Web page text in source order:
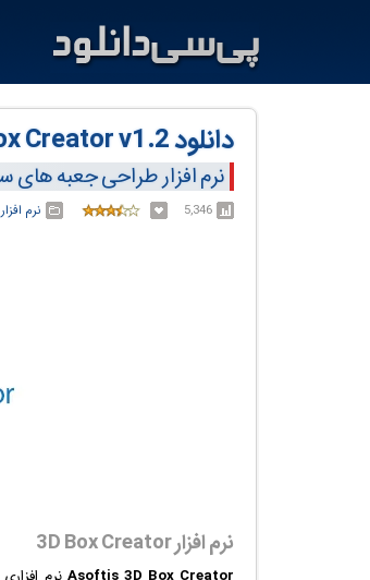
دانلود Asoftis 3D Box Creator v1.2
نرم افزار طراحی جعبه های
5,346 نرم افزار
نرم افزار 3D Box Creator